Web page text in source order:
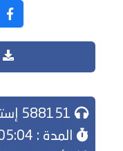
المدة : 05:04